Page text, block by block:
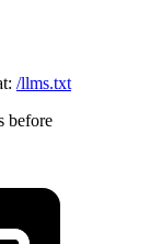
/llms.txt
before